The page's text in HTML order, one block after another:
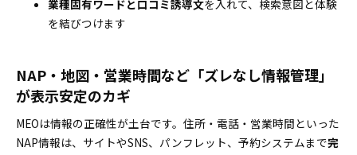
業種固有ワードと口コミ誘導文を入れて、検索意図と体験
を結びつけます
NAP・地図・営業時間など「ズレなし情報管理」
が表示安定のカギ
MEOは情報の正確性が土台です。住所・電話・営業時間といった
NAP情報は、サイトやSNS、パンフレット、予約システムまで完